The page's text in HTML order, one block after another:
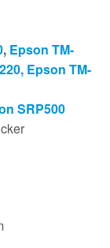
, Epson TM-
Epson TM-
SRP500